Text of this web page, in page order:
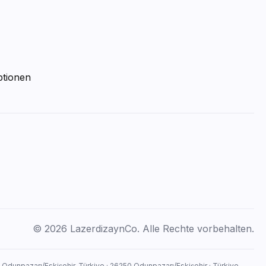
© 2026 LazerdizaynCo. Alle Rechte vorbehalten.